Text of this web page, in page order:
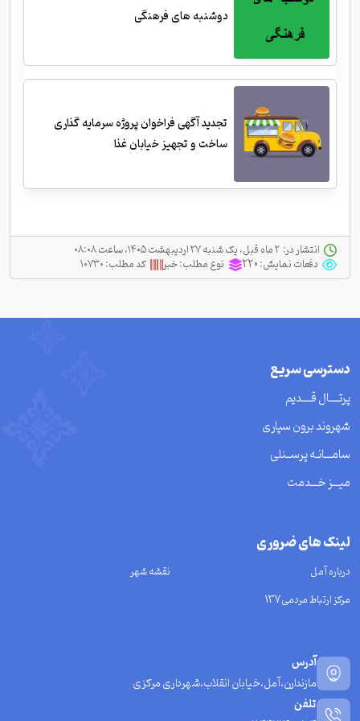
دوشنبه های فرهنگی
تجدید آگهی فراخوان پروژه سرمایه گذاری
ساخت و تجهیز خیابان غذا
انتشار در:
دفعات نمایش:220 نوع مطلب:خبر کد مطلب:۱۰۷۳۰
دسترسی سریع
پرتــــال قــــدیم
شهروند برون سپاری
سامـــانـه پرســنلی
میـــز خـــدمت
لینک های ضروری
درباره آمل
نقشه شهر
مرکز ارتباط مردمی137
آدرس
مازندارن،آمل،خیابان انقلاب،شهرداری مرکزی
تلفن